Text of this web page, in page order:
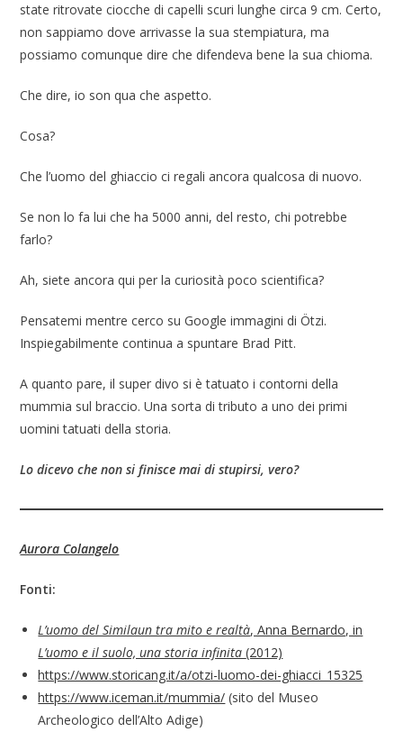
state ritrovate ciocche di capelli scuri lunghe circa 9 cm. Certo,
non sappiamo dove arrivasse la sua stempiatura, ma
possiamo comunque dire che difendeva bene la sua chioma.
Che dire, io son qua che aspetto.
Cosa?
Che l’uomo del ghiaccio ci regali ancora qualcosa di nuovo.
Se non lo fa lui che ha 5000 anni, del resto, chi potrebbe
farlo?
Ah, siete ancora qui per la curiosità poco scientifica?
Pensatemi mentre cerco su Google immagini di Ötzi.
Inspiegabilmente continua a spuntare Brad Pitt.
A quanto pare, il super divo si è tatuato i contorni della
mummia sul braccio. Una sorta di tributo a uno dei primi
uomini tatuati della storia.
Lo dicevo che non si finisce mai di stupirsi, vero?
Aurora Colangelo
Fonti:
L’uomo del Similaun tra mito e realtà, Anna Bernardo, in
L’uomo e il suolo, una storia infinita(2012)
https://www.storicang.it/a/otzi-luomo-dei-ghiacci_15325
https://www.iceman.it/mummia/ (sito del Museo
Archeologico dell’Alto Adige)